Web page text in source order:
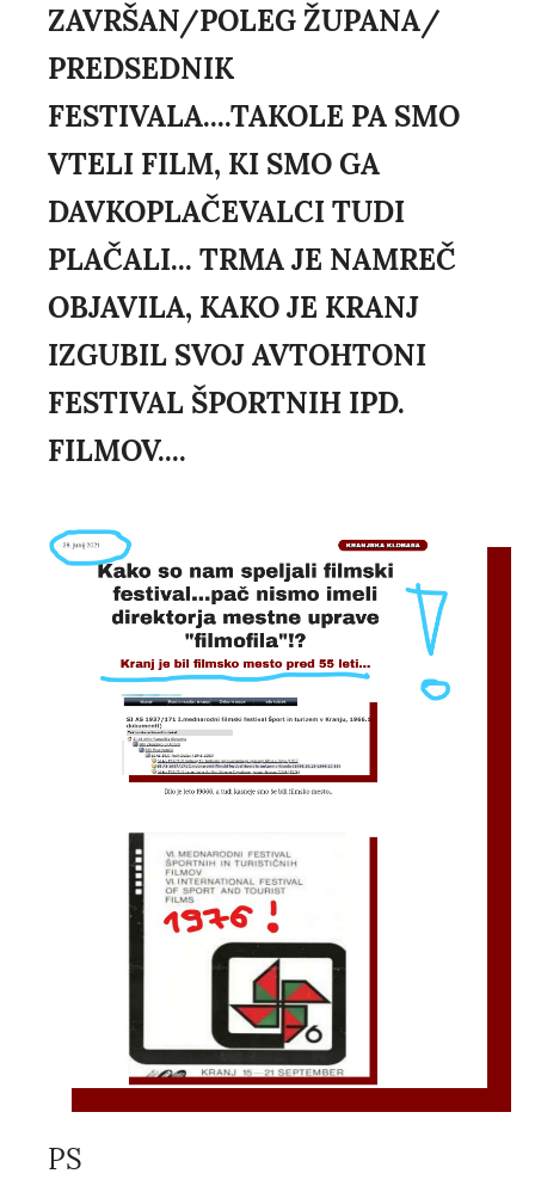
ZAVRŠAN/POLEG ŽUPANA/
PREDSEDNIK
FESTIVALA....TAKOLE PA SMO
VTELI FILM, KI SMO GA
DAVKOPLAČEVALCI TUDI
PLAČALI... TRMA JE NAMREČ
OBJAVILA, KAKO JE KRANJ
IZGUBIL SVOJ AVTOHTONI
FESTIVAL ŠPORTNIH IPD.
FILMOV....
PS